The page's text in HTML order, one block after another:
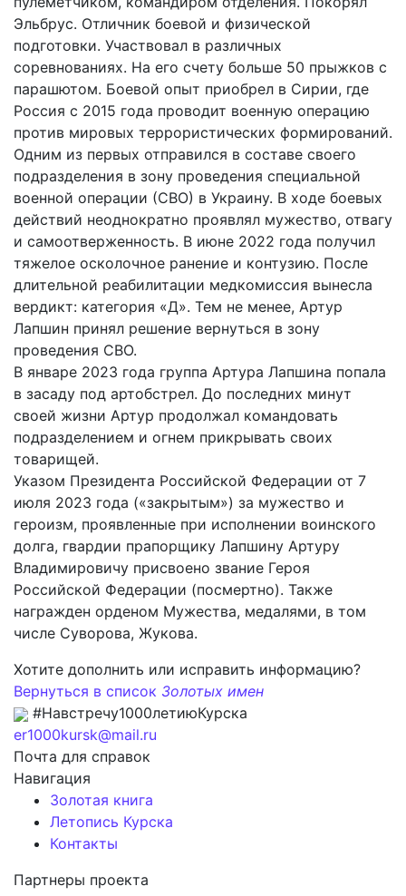
Эльбрус. Отличник боевой и физической
подготовки. Участвовал в различных
соревнованиях. На его счету больше 50 прыжков с
парашютом. Боевой опыт приобрел в Сирии, где
Россия с 2015 года проводит военную операцию
против мировых террористических формирований.
Одним из первых отправился в составе своего
подразделения в зону проведения специальной
военной операции (СВО) в Украину. В ходе боевых
действий неоднократно проявлял мужество, отвагу
и самоотверженность. В июне 2022 года получил
тяжелое осколочное ранение и контузию. После
длительной реабилитации медкомиссия вынесла
вердикт: категория «Д». Тем не менее, Артур
Лапшин принял решение вернуться в зону
проведения СВО.
В январе 2023 года группа Артура Лапшина попала
в засаду под артобстрел. До последних минут
своей жизни Артур продолжал командовать
подразделением и огнем прикрывать своих
товарищей.
Указом Президента Российской Федерации от 7
июля 2023 года («закрытым») за мужество и
героизм, проявленные при исполнении воинского
долга, гвардии прапорщику Лапшину Артуру
Владимировичу присвоено звание Героя
Российской Федерации (посмертно). Также
награжден орденом Мужества, медалями, в том
числе Суворова, Жукова.
Хотите дополнить или исправить информацию?
Вернуться в список Золотых имен
#Навстречу1000летиюКурска
er1000kursk@mail.ru
Почта для справок
Навигация
Золотая книга
Летопись Курска
Контакты
Партнеры проекта